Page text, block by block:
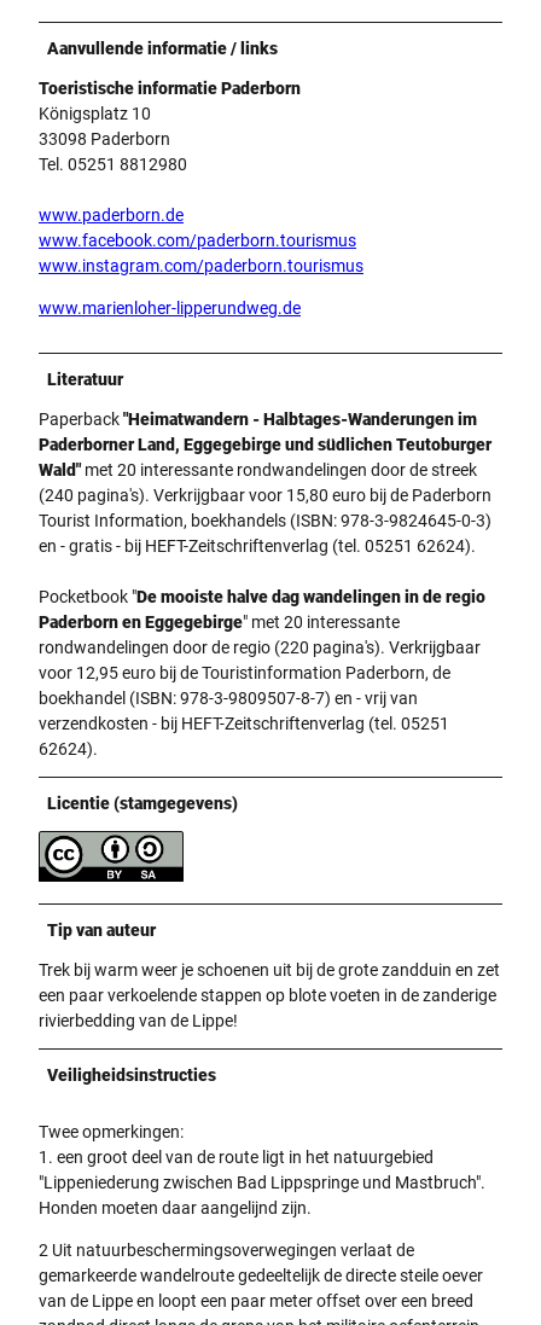
Aanvullende informatie / links
Toeristische informatie Paderborn
Königsplatz 10
33098 Paderborn
Tel. 05251 8812980
www.paderborn.de
www.facebook.com/paderborn.tourismus
www.instagram.com/paderborn.tourismus
www.marienloher-lipperundweg.de
Literatuur
Paperback"Heimatwandern - Halbtages-Wanderungen im
Paderborner Land, Eggegebirge und südlichen Teutoburger
Wald"met 20 interessante rondwandelingen door de streek
(240 pagina's). Verkrijgbaar voor 15,80 euro bij de Paderborn
Tourist Information, boekhandels (ISBN: 978-3-9824645-0-3)
en - gratis - bij HEFT-Zeitschriftenverlag (tel. 05251 62624).
Pocketbook "De mooiste halve dag wandelingen in de regio
Paderborn en Eggegebirge" met 20 interessante
rondwandelingen door de regio (220 pagina's). Verkrijgbaar
voor 12,95 euro bij de Touristinformation Paderborn, de
boekhandel (ISBN: 978-3-9809507-8-7) en - vrij van
verzendkosten - bij HEFT-Zeitschriftenverlag (tel. 05251
62624).
Licentie (stamgegevens)
Tip van auteur
Trek bij warm weer je schoenen uit bij de grote zandduin en zet
een paar verkoelende stappen op blote voeten in de zanderige
rivierbedding van de Lippe!
Veiligheidsinstructies
Twee opmerkingen:
1. een groot deel van de route ligt in het natuurgebied
"Lippeniederung zwischen Bad Lippspringe und Mastbruch".
Honden moeten daar aangelijnd zijn.
2 Uit natuurbeschermingsoverwegingen verlaat de
gemarkeerde wandelroute gedeeltelijk de directe steile oever
van de Lippe en loopt een paar meter offset over een breed